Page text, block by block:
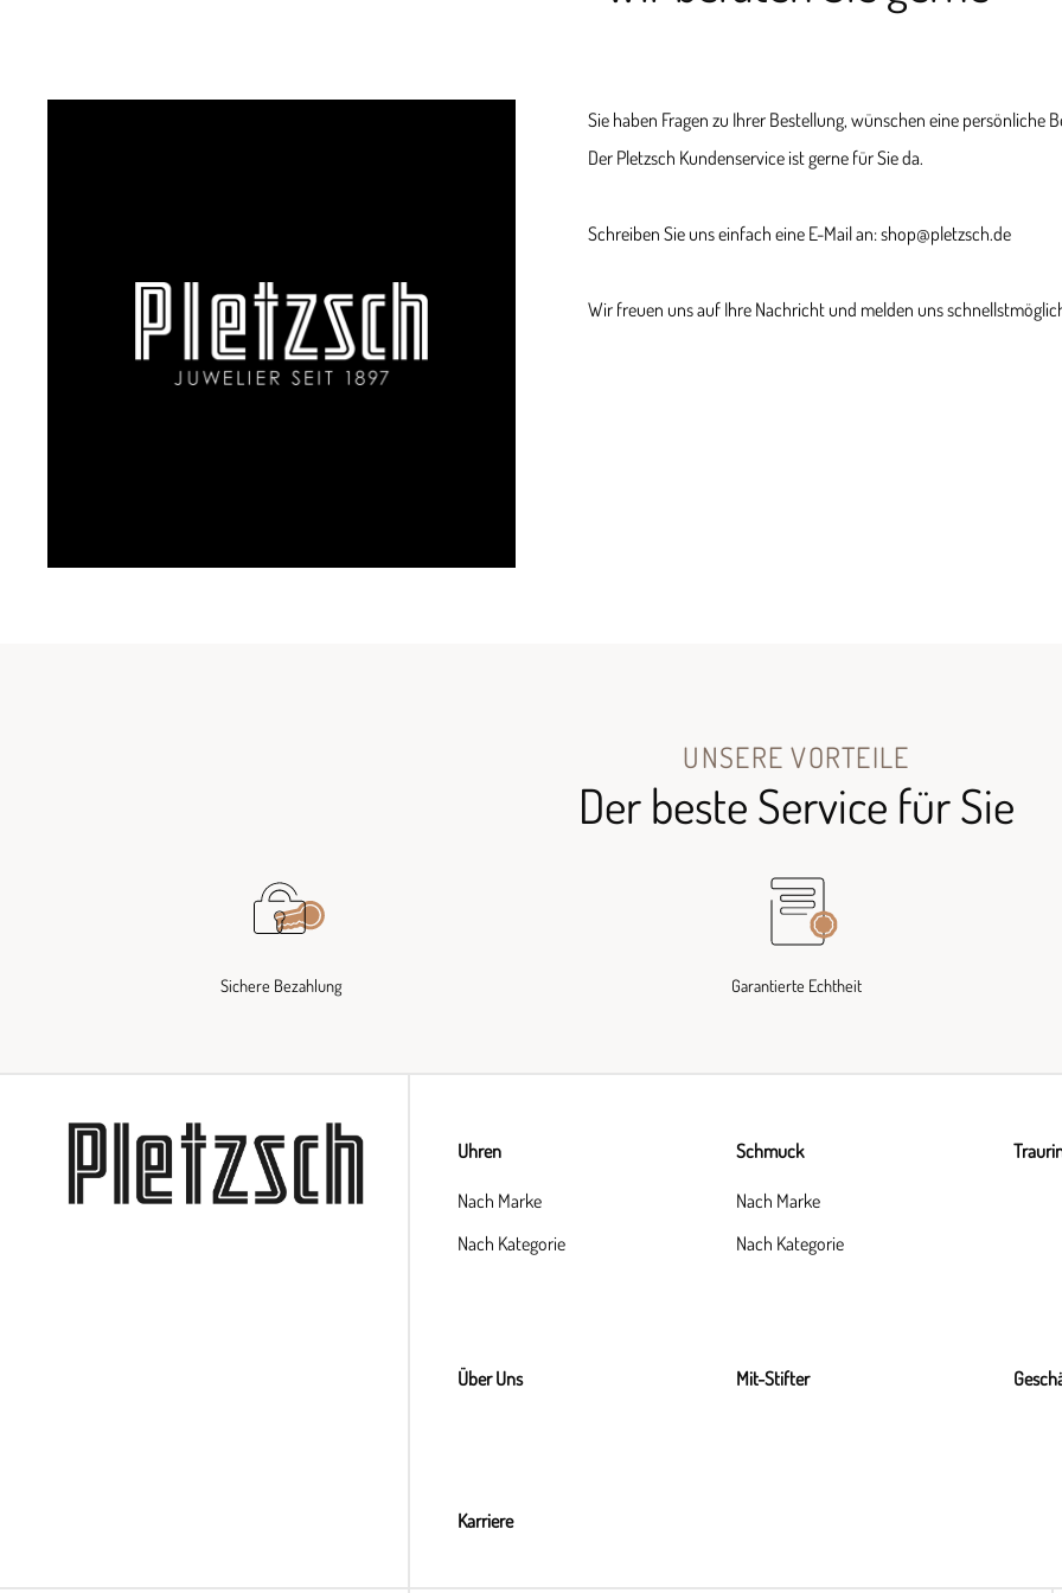
Sie haben Fragen zu Ihrer Bestellung, wünschen eine persönliche
Der Pletzsch Kundenservice ist gerne für Sie da.
Schreiben Sie uns einfach eine E-Mail an: shop@pletzsch.de
Wir freuen uns auf Ihre Nachricht und melden uns
UNSERE VORTEILE
Der beste Service für Sie
Sichere Bezahlung Garantierte Echtheit
Uhren
Nach Marke
Nach Kategorie
Schmuck
Nach Marke
Nach Kategorie
Über Uns Mit-Stifter
Karriere